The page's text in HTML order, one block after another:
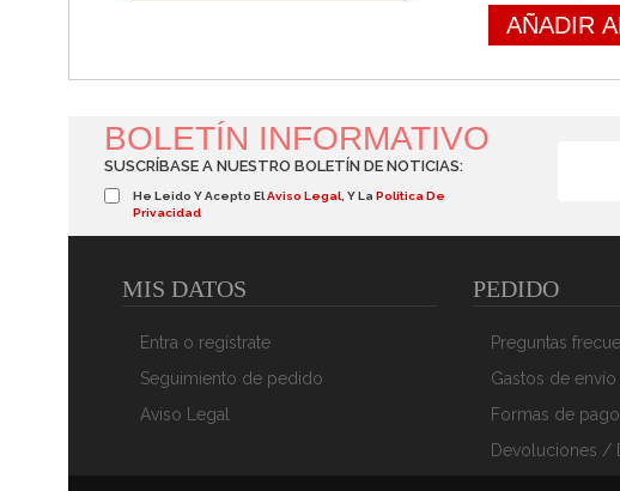
AÑADIR
BOLETÍN INFORMATIVO
SUSCRÍBASE A NUESTRO BOLETÍN DE NOTICIAS:
He Leido Y Acepto ElAviso Legal , Y La Política De
Privacidad
MIS DATOS
Entra o regístrate
Seguimiento de pedido
Aviso Legal
PEDIDO
Preguntas
Gastos de envío
Formas de pago
Devoluciones /